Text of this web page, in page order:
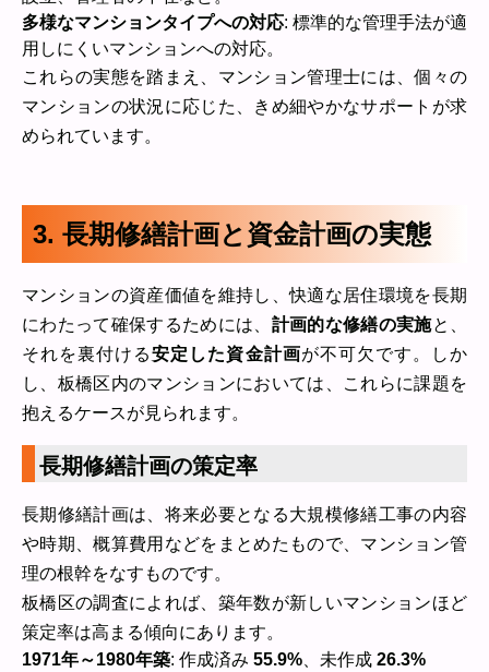
多様なマンションタイプへの対応: 標準的な管理手法が適
用しにくいマンションへの対応。
これらの実態を踏まえ、マンション管理士には、個々の
マンションの状況に応じた、きめ細やかなサポートが求
められています。
3. 長期修繕計画と資金計画の実態
マンションの資産価値を維持し、快適な居住環境を長期
にわたって確保するためには、 計画的な修繕の実施と、
それを裏付ける安定した資金計画が不可欠です。しか
し、板橋区内のマンションにおいては、これらに課題を
抱えるケースが見られます。
長期修繕計画の策定率
長期修繕計画は、将来必要となる大規模修繕工事の内容
や時期、概算費用などをまとめたもので、マンション管
理の根幹をなすものです。
板橋区の調査によれば、築年数が新しいマンションほど
策定率は高まる傾向にあります。
1971年～1980年築: 作成済み 55.9% 、未作成 26.3%